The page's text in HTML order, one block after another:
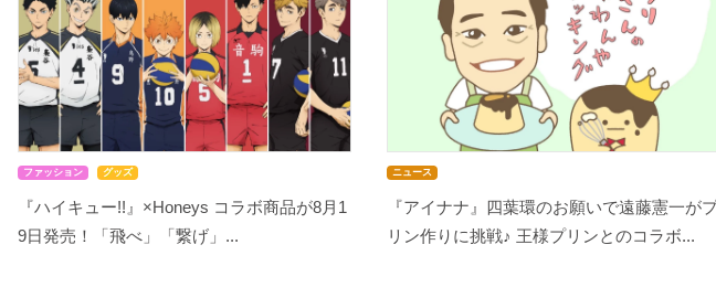
ファッション グッズ
『ハイキュー!!』×Honeys コラボ商品が8月1
9日発売！「飛べ」「繋げ」...
ニュース
『アイナナ』四葉環のお願いで遠藤憲一が
リン作りに挑戦♪ 王様プリンとのコラボ...